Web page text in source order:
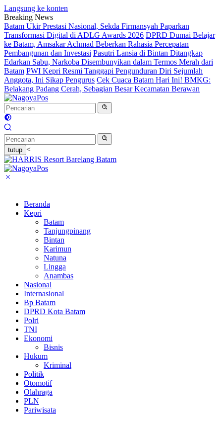
Langsung ke konten
Breaking News
Batam Ukir Prestasi Nasional, Sekda Firmansyah Paparkan
Transformasi Digital di ADLG Awards 2026 DPRD Dumai Belajar
ke Batam, Amsakar Achmad Beberkan Rahasia Percepatan
Pembangunan dan Investasi Pasutri Lansia di Bintan Ditangkap
Edarkan Sabu, Narkoba Disembunyikan dalam Termos Merah dari
Batam PWI Kepri Resmi Tanggapi Pengunduran Diri Sejumlah
Anggota, Ini Sikap Pengurus Cek Cuaca Batam Hari Ini! BMKG:
Belakang Padang Cerah, Sebagian Besar Kecamatan Berawan
tutup <
Beranda
Kepri
Batam
Tanjungpinang
Bintan
Karimun
Natuna
Lingga
Anambas
Nasional
Internasional
Bp Batam
DPRD Kota Batam
Polri
TNI
Ekonomi
Bisnis
Hukum
Kriminal
Politik
Otomotif
Olahraga
PLN
Pariwisata